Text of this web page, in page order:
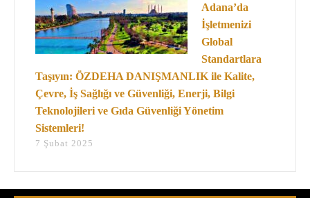
Adana’da
İşletmenizi
Global
Standartlara
Taşıyın: ÖZDEHA DANIŞMANLIK ile Kalite,
Çevre, İş Sağlığı ve Güvenliği, Enerji, Bilgi
Teknolojileri ve Gıda Güvenliği Yönetim
Sistemleri!
7 Şubat 2025